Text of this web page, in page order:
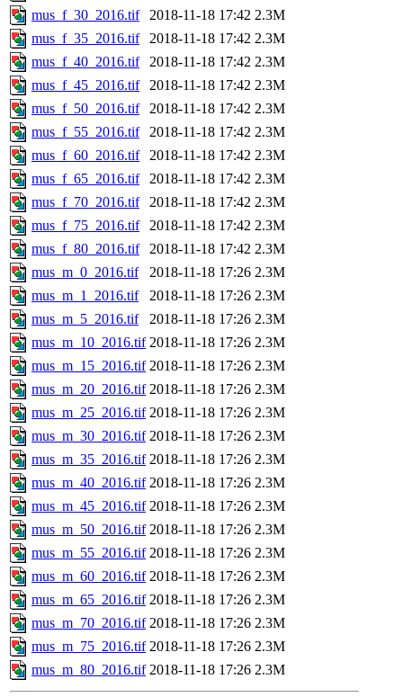
mus_f_30_2016.tif
2018-11-18 17:42 2.3M
mus_f_35_2016.tif
2018-11-18 17:42 2.3M
mus_f_40_2016.tif
2018-11-18 17:42 2.3M
mus_f_45_2016.tif
2018-11-18 17:42 2.3M
mus_f_50_2016.tif
2018-11-18 17:42 2.3M
mus_f_55_2016.tif
2018-11-18 17:42 2.3M
mus_f_60_2016.tif
2018-11-18 17:42 2.3M
mus_f_65_2016.tif
2018-11-18 17:42 2.3M
mus_f_70_2016.tif
2018-11-18 17:42 2.3M
mus_f_75_2016.tif
2018-11-18 17:42 2.3M
mus_f_80_2016.tif
2018-11-18 17:42 2.3M
mus_m_0_2016.tif
2018-11-18 17:26 2.3M
mus_m_1_2016.tif
2018-11-18 17:26 2.3M
mus_m_5_2016.tif
2018-11-18 17:26 2.3M
mus_m_10_2016.tif 2018-11-18 17:26 2.3M
mus_m_15_2016.tif 2018-11-18 17:26 2.3M
mus_m_20_2016.tif 2018-11-18 17:26 2.3M
mus_m_25_2016.tif 2018-11-18 17:26 2.3M
mus_m_30_2016.tif 2018-11-18 17:26 2.3M
mus_m_35_2016.tif 2018-11-18 17:26 2.3M
mus_m_40_2016.tif 2018-11-18 17:26 2.3M
mus_m_45_2016.tif 2018-11-18 17:26 2.3M
mus_m_50_2016.tif 2018-11-18 17:26 2.3M
mus_m_55_2016.tif 2018-11-18 17:26 2.3M
mus_m_60_2016.tif 2018-11-18 17:26 2.3M
mus_m_65_2016.tif 2018-11-18 17:26 2.3M
mus_m_70_2016.tif 2018-11-18 17:26 2.3M
mus_m_75_2016.tif 2018-11-18 17:26 2.3M
mus_m_80_2016.tif 2018-11-18 17:26 2.3M